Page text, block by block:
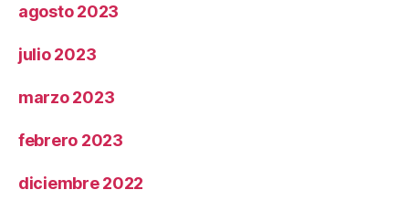
agosto 2023
julio 2023
marzo 2023
febrero 2023
diciembre 2022